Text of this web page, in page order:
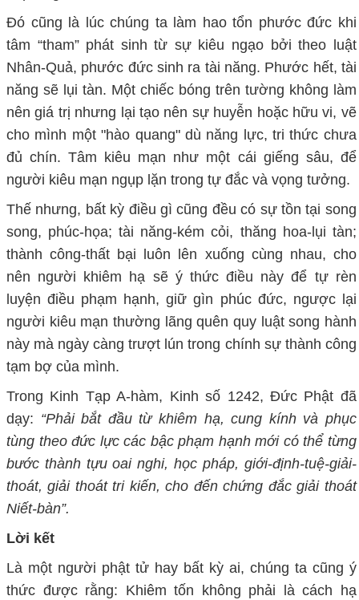
Đó cũng là lúc chúng ta làm hao tổn phướcđức khi
tâm “tham” phát sinh từ sự kiêu ngạo bởi theo luật
Nhân-Quả, phước đức sinh ra tài năng. Phước hết, tài
năng sẽ lụi tàn. Một chiếc bóng trên tường không làm
nên giá trị nhưng lại tạo nên sự huyễn hoặc hữu vi, vẽ
cho mình một "hào quang" dù năng lực, tri thức chưa
đủ chín. Tâm kiêu mạn như một cái giếng sâu, để
người kiêu mạn ngụp lặn trong tự đắc và vọng tưởng.
Thế nhưng, bất kỳ điều gì cũng đều có sự tồn tại song
song, phúc-họa; tài năng-kém cỏi, thăng hoa-lụi tàn;
thành công-thất bại luôn lên xuống cùng nhau, cho
nên người khiêm hạ sẽ ý thức điều này để tự rèn
luyện điều phạm hạnh, giữ gìn phúc đức, ngược lại
người kiêu mạn thường lãng quên quy luật song hành
này mà ngày càng trượt lún trong chính sự thành công
tạm bợ của mình.
Trong Kinh Tạp A-hàm, Kinh số 1242, Đức Phật đã
dạy: “Phải bắt đầu từ khiêm hạ, cung kính và phục
tùng theo đức lực các bậc phạm hạnh mới có thể từng
bước thành tựu oai nghi, học pháp, giới-định-tuệ-giải-
thoát, giải thoát tri kiến, cho đến chứng đắc giải thoát
Niết-bàn”.
Lời kết
Là một người phật tử hay bất kỳ ai, chúng ta cũng ý
thức được rằng: Khiêm tốn không phải là cách hạ